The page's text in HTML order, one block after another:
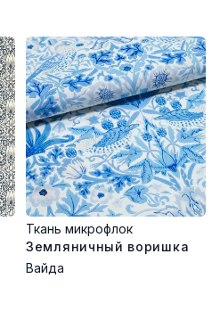
Ткань микрофлок
Земляничный воришка
Вайда